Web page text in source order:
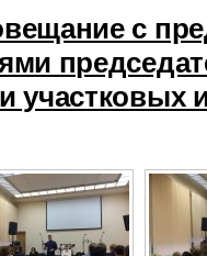
с
участковых